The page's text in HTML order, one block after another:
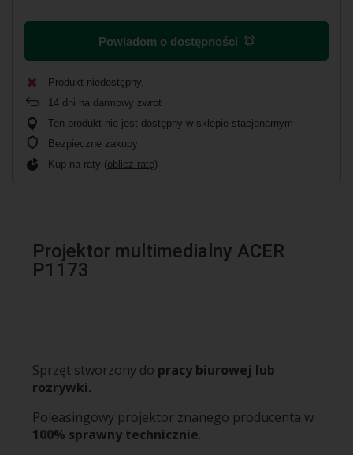
Powiadom o dostępności
Produkt niedostępny
14 dni na darmowy zwrot
Ten produkt nie jest dostępny w sklepie stacjonarnym
Bezpieczne zakupy
Kup na raty (oblicz ratę)
Projektor multimedialny ACER
P1173
Sprzęt stworzony do pracy biurowej lub
rozrywki.
Poleasingowy projektor znanego producenta w
100% sprawny technicznie.